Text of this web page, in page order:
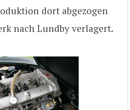
dort abgezogen
nach Lundby verlagert.